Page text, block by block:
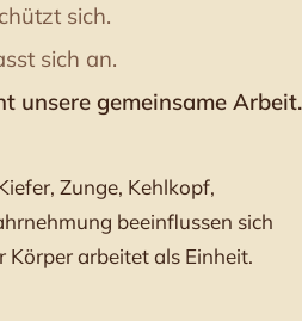
sich.
sich an.
unsere gemeinsame Arbeit.
Zunge, Kehlkopf,
beeinflussen sich
Körper arbeitet als Einheit.